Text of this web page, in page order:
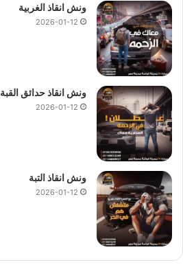
ونش انقاذ الغربية
2026-01-12
ونش انقاذ حدائق القبة
2026-01-12
ونش انقاذ التبة
2026-01-12